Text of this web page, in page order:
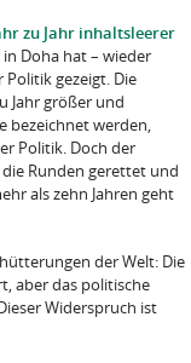
zu Jahr inhaltsleerer
Doha hat – wieder
gezeigt. Die
Jahr größer und
bezeichnet werden,
Politik. Doch der
Runden gerettet und
als zehn Jahren geht
der Welt: Die
aber das politische
Widerspruch ist